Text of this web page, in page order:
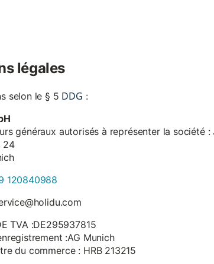
légales
selon le § 5 DDG :
généraux autorisés à représenter la société
24
120840988
TVA :DE295937815
:AG Munich
du commerce : HRB 213215